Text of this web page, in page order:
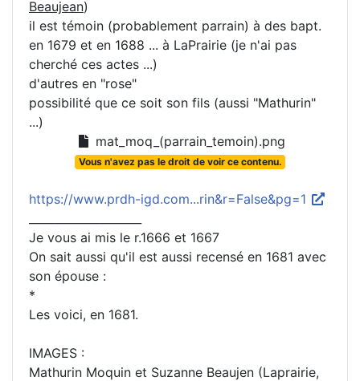
Beaujean)
il est témoin (probablement parrain) à des bapt.
en 1679 et en 1688 ... à LaPrairie (je n'ai pas
cherché ces actes ...)
d'autres en "rose"
possibilité que ce soit son fils (aussi "Mathurin"
...)
mat_moq_(parrain_temoin).png
Vous n'avez pas le droit de voir ce contenu.
https://www.prdh-igd.com...rin&r=False&pg=1
Je vous ai mis le r.1666 et 1667
On sait aussi qu'il est aussi recensé en 1681 avec
son épouse :
*
Les voici, en 1681.
IMAGES :
Mathurin Moquin et Suzanne Beaujen (Laprairie,